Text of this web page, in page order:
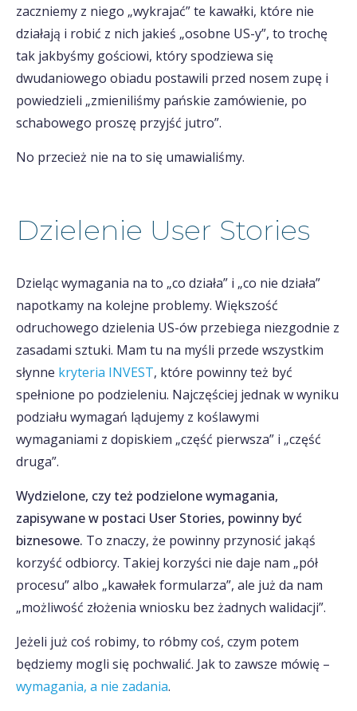
zaczniemy z niego „wykrajać” te kawałki, które nie
działają i robić z nich jakieś „osobne US-y”, to trochę
tak jakbyśmy gościowi, który spodziewa się
dwudaniowego obiadu postawili przed nosem zupę i
powiedzieli „zmieniliśmy pańskie zamówienie, po
schabowego proszę przyjść jutro”.
No przecież nie na to się umawialiśmy.
Dzielenie User Stories
Dzieląc wymagania na to „co działa” i „co nie działa”
napotkamy na kolejne problemy. Większość
odruchowego dzielenia US-ów przebiega niezgodnie z
zasadami sztuki. Mam tu na myśli przede wszystkim
słynne kryteria INVEST, które powinny też być
spełnione po podzieleniu. Najczęściej jednak w wyniku
podziału wymagań lądujemy z koślawymi
wymaganiami z dopiskiem „część pierwsza” i „część
druga”.
Wydzielone, czy też podzielone wymagania,
zapisywane w postaci User Stories, powinny być
biznesowe. To znaczy, że powinny przynosić jakąś
korzyść odbiorcy. Takiej korzyści nie daje nam „pół
procesu” albo „kawałek formularza”, ale już da nam
„możliwość złożenia wniosku bez żadnych walidacji”.
Jeżeli już coś robimy, to róbmy coś, czym potem
będziemy mogli się pochwalić. Jak to zawsze mówię –
wymagania, a nie zadania.